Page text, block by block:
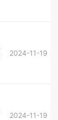
2024-11-19
2024-11-19